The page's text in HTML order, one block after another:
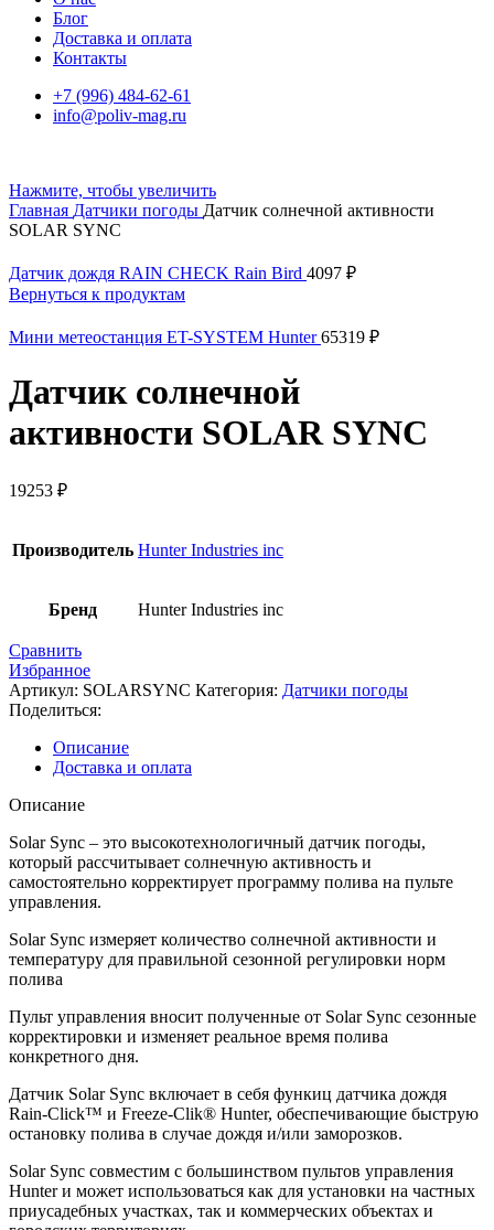
Блог
Доставка и оплата
Контакты
+7 (996) 484-62-61
info@poliv-mag.ru
Нажмите, чтобы увеличить
Главная Датчики погоды Датчик солнечной активности
SOLAR SYNC
Датчик дождя RAIN CHECK Rain Bird 4097 ₽
Вернуться к продуктам
Мини метеостанция ЕT-SYSTEM Hunter65319 ₽
Датчик солнечной
активности SOLAR SYNC
19253 ₽
Производитель Hunter Industries inc
Бренд Hunter Industries inc
Сравнить
Избранное
Артикул: SOLARSYNC Категория: Датчики погоды
Поделиться:
Описание
Доставка и оплата
Описание
Solar Sync – это высокотехнологичный датчик погоды,
который рассчитывает солнечную активность и
самостоятельно корректирует программу полива на пульте
управления.
Solar Sync измеряет количество солнечной активности и
температуру для правильной сезонной регулировки норм
полива
Пульт управления вносит полученные от Solar Sync сезонные
корректировки и изменяет реальное время полива
конкретного дня.
Датчик Solar Sync включает в себя функиц датчика дождя
Rain-Click™ и Freeze-Clik® Hunter, обеспечивающие быструю
остановку полива в случае дождя и/или заморозков.
Solar Sync совместим с большинством пультов управления
Hunter и может использоваться как для установки на частных
приусадебных участках, так и коммерческих объектах и